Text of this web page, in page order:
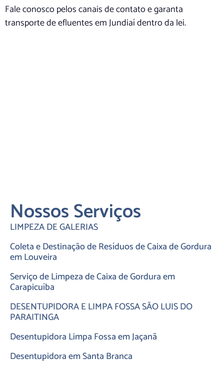
Fale conosco pelos canais de contato e garanta
transporte de efluentes em Jundiaí dentro da lei.
Nossos Serviços
LIMPEZA DE GALERIAS
Coleta e Destinação de Resíduos de Caixa de Gordura
em Louveira
Serviço de Limpeza de Caixa de Gordura em
Carapicuíba
DESENTUPIDORA E LIMPA FOSSA SÃO LUIS DO
PARAITINGA
Desentupidora Limpa Fossa em Jaçanã
Desentupidora em Santa Branca